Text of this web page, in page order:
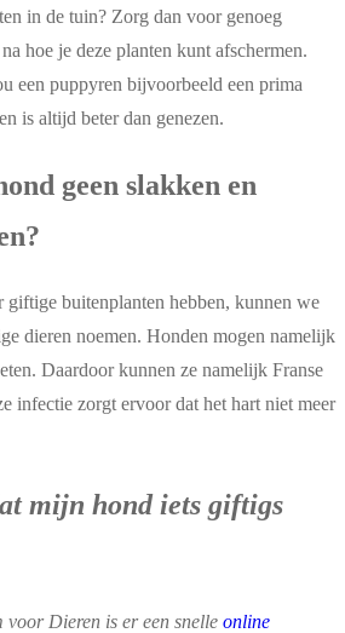
in de tuin? Zorg dan voor genoeg
hoe je deze planten kunt afschermen.
een puppyren bijvoorbeeld een prima
is altijd beter dan genezen.
geen slakken en
giftige buitenplanten hebben, kunnen we
dieren noemen. Honden mogen namelijk
Daardoor kunnen ze namelijk Franse
infectie zorgt ervoor dat het hart niet meer
mijn hond iets giftigs
Dieren is er een snelle online